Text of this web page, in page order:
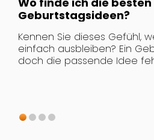
Geburtstagsideen?
Kennen Sie dieses Gefühl,
einfach ausbleiben? Ein
doch die passende Idee
Feier der Großmutter - das
Budget macht den